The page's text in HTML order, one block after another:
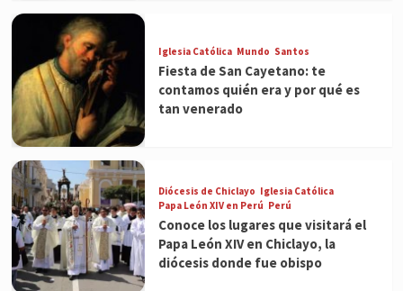
Iglesia Católica Mundo Santos
Fiesta de San Cayetano: te
contamos quién era y por qué es
tan venerado
Diócesis de Chiclayo Iglesia Católica
Papa León XIV en Perú Perú
Conoce los lugares que visitará el
Papa León XIV en Chiclayo, la
diócesis donde fue obispo